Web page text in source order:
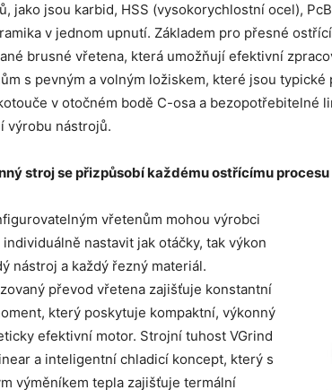
jako jsou karbid, HSS (vysokorychlostní ocel),
v jednom upnutí. Základem pro přesné
brusné vřetena, která umožňují efektivní
s pevným a volným ložiskem, které jsou
v otočném bodě C-osa a bezopotřebitelné
výrobu nástrojů.
stroj se přizpůsobí každému ostřícímu procesu
vřetenům mohou výrobci
nastavit jak otáčky, tak výkon
nástroj a každý řezný materiál.
převod vřetena zajišťuje konstantní
který poskytuje kompaktní, výkonný
efektivní motor. Strojní tuhost VGrind
a inteligentní chladicí koncept, který s
výměníkem tepla zajišťuje termální